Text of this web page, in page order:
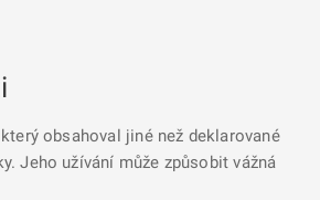
obsahoval jiné než deklarované
Jeho užívání může způsobit vážná